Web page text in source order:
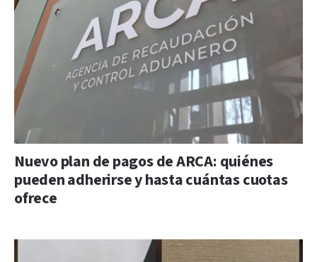
Nuevo plan de pagos de ARCA: quiénes
pueden adherirse y hasta cuántas cuotas
ofrece